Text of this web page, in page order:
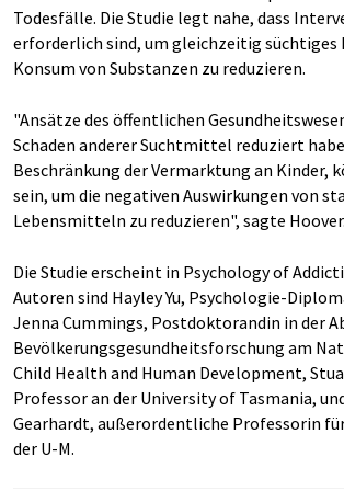
Todesfälle. Die Studie legt nahe, dass
erforderlich sind, um gleichzeitig süchtiges
Konsum von Substanzen zu reduzieren.
"Ansätze des öffentlichen
Schaden anderer Suchtmittel reduziert
Beschränkung der Vermarktung an Kinder,
sein, um die negativen Auswirkungen von
Lebensmitteln zu reduzieren", sagte Hoover.
Die Studie erscheint in Psychology of
Autoren sind Hayley Yu, Psychologie-
Jenna Cummings, Postdoktorandin in der
Bevölkerungsgesundheitsforschung am
Child Health and Human Development,
Professor an der University of Tasmania,
Gearhardt, außerordentliche Professorin
der U-M.